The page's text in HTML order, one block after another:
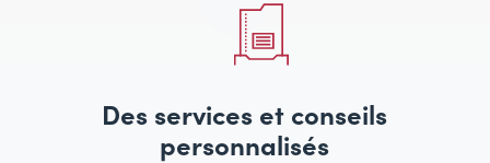
Des services et conseils
personnalisés